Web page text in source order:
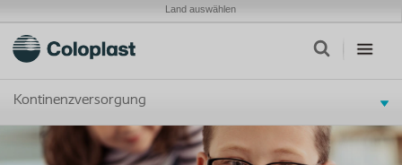
Land auswählen
Kontinenzversorgung